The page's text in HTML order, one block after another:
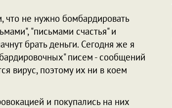
не нужно бомбардировать
"письмами счастья" и
брать деньги. Сегодня же я
писем - сообщений
вирус, поэтому их ни в коем
и покупались на них